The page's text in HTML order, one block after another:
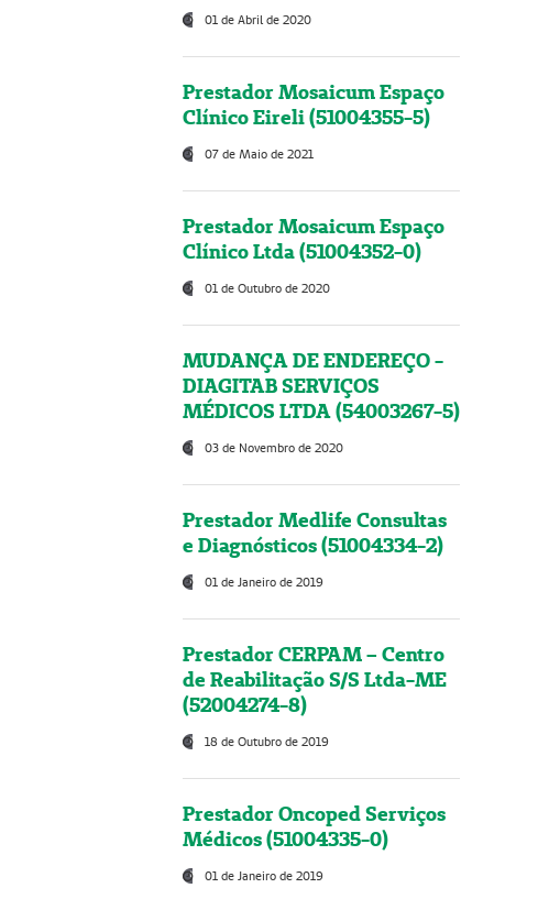
01 de Abril de 2020
Prestador Mosaicum Espaço
Clínico Eireli (51004355-5)
07 de Maio de 2021
Prestador Mosaicum Espaço
Clínico Ltda (51004352-0)
01 de Outubro de 2020
MUDANÇA DE ENDEREÇO -
DIAGITAB SERVIÇOS
MÉDICOS LTDA (54003267-5)
03 de Novembro de 2020
Prestador Medlife Consultas
e Diagnósticos (51004334-2)
01 de Janeiro de 2019
Prestador CERPAM – Centro
de Reabilitação S/S Ltda-ME
(52004274-8)
18 de Outubro de 2019
Prestador Oncoped Serviços
Médicos (51004335-0)
01 de Janeiro de 2019